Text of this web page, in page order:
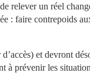
relever un réel
: faire contrepoids
et devront
à prévenir les